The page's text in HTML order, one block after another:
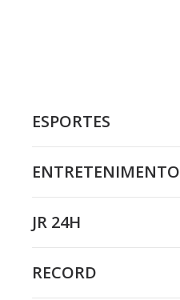
ESPORTES
ENTRETENIMENTO
JR 24H
RECORD